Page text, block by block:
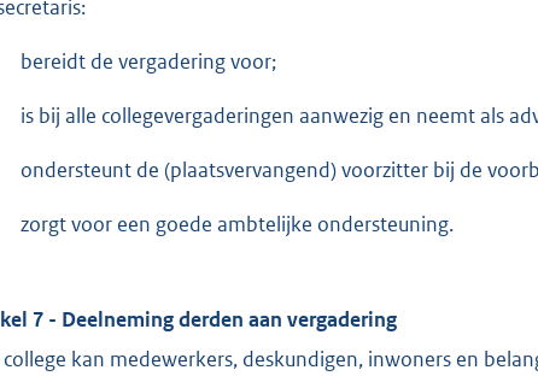
bereidt de vergadering voor;
is bij alle collegevergaderingen aanwezig en neemt als
ondersteunt de (plaatsvervangend) voorzitter bij de
zorgt voor een goede ambtelijke ondersteuning.
7 - Deelneming derden aan vergadering
kan medewerkers, deskundigen, inwoners en